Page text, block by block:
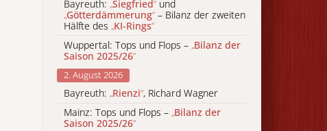
Bayreuth: „Siegfried“ und
„Götterdämmerung“ – Bilanz der zweiten
Hälfte des „KI-Rings“
Wuppertal: Tops und Flops – „Bilanz der
Saison 2025/26“
2. August 2026
Bayreuth: „Rienzi“, Richard Wagner
Mainz: Tops und Flops – „Bilanz der
Saison 2025/26“